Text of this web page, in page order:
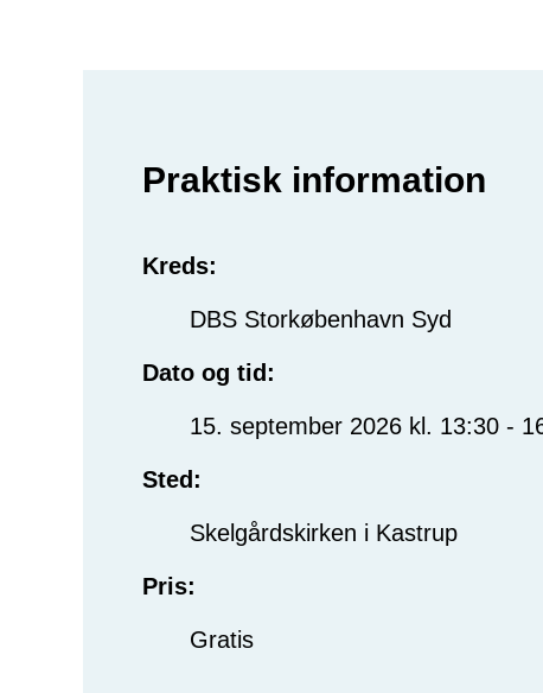
Praktisk information
Kreds:
DBS Storkøbenhavn Syd
Dato og tid:
15. september 2026 kl. 13:30 -
Sted:
Skelgårdskirken i Kastrup
Pris:
Gratis